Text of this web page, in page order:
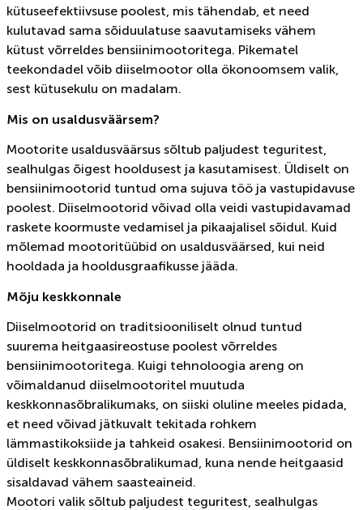
kütuseefektiivsuse poolest, mis tähendab, et need
kulutavad sama sõiduulatuse saavutamiseks vähem
kütust võrreldes bensiinimootoritega. Pikematel
teekondadel võib diiselmootor olla ökonoomsem valik,
sest kütusekulu on madalam.
Mis on usaldusväärsem?
Mootorite usaldusväärsus sõltub paljudest teguritest,
sealhulgas õigest hooldusest ja kasutamisest. Üldiselt on
bensiinimootorid tuntud oma sujuva töö ja vastupidavuse
poolest. Diiselmootorid võivad olla veidi vastupidavamad
raskete koormuste vedamisel ja pikaajalisel sõidul. Kuid
mõlemad mootoritüübid on usaldusväärsed, kui neid
hooldada ja hooldusgraafikusse jääda.
Mõju keskkonnale
Diiselmootorid on traditsiooniliselt olnud tuntud
suurema heitgaasireostuse poolest võrreldes
bensiinimootoritega. Kuigi tehnoloogia areng on
võimaldanud diiselmootoritel muutuda
keskkonnasõbralikumaks, on siiski oluline meeles pidada,
et need võivad jätkuvalt tekitada rohkem
lämmastikoksiide ja tahkeid osakesi. Bensiinimootorid on
üldiselt keskkonnasõbralikumad, kuna nende heitgaasid
sisaldavad vähem saasteaineid.
Mootori valik sõltub paljudest teguritest, sealhulgas